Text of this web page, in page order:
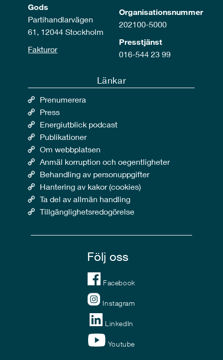
Gods
Partihandlarvägen
61, 12044 Stockholm
Fakturor
Organisationsnummer
202100-5000
Presstjänst
016-544 23 99
Länkar
Prenumerera
Press
Energiutblick podcast
Publikationer
Om webbplatsen
Anmäl korruption och oegentligheter
Behandling av personuppgifter
Hantering av kakor (cookies)
Ta del av allmän handling
Tillgänglighetsredogörelse
Följ oss
Facebook
Instagram
LinkedIn
Youtube